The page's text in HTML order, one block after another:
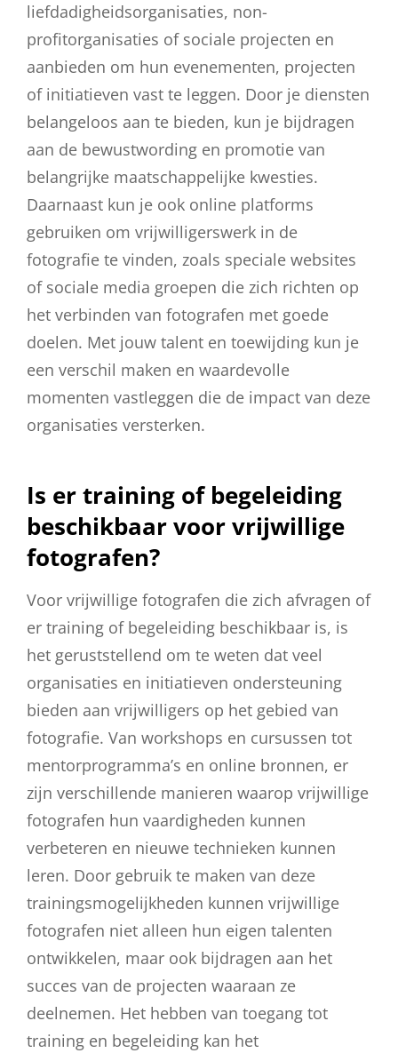
liefdadigheidsorganisaties, non-
profitorganisaties of sociale projecten en
aanbieden om hun evenementen, projecten
of initiatieven vast te leggen. Door je diensten
belangeloos aan te bieden, kun je bijdragen
aan de bewustwording en promotie van
belangrijke maatschappelijke kwesties.
Daarnaast kun je ook online platforms
gebruiken om vrijwilligerswerk in de
fotografie te vinden, zoals speciale websites
of sociale media groepen die zich richten op
het verbinden van fotografen met goede
doelen. Met jouw talent en toewijding kun je
een verschil maken en waardevolle
momenten vastleggen die de impact van deze
organisaties versterken.
Is er training of begeleiding
beschikbaar voor vrijwillige
fotografen?
Voor vrijwillige fotografen die zich afvragen of
er training of begeleiding beschikbaar is, is
het geruststellend om te weten dat veel
organisaties en initiatieven ondersteuning
bieden aan vrijwilligers op het gebied van
fotografie. Van workshops en cursussen tot
mentorprogramma’s en online bronnen, er
zijn verschillende manieren waarop vrijwillige
fotografen hun vaardigheden kunnen
verbeteren en nieuwe technieken kunnen
leren. Door gebruik te maken van deze
trainingsmogelijkheden kunnen vrijwillige
fotografen niet alleen hun eigen talenten
ontwikkelen, maar ook bijdragen aan het
succes van de projecten waaraan ze
deelnemen. Het hebben van toegang tot
training en begeleiding kan het